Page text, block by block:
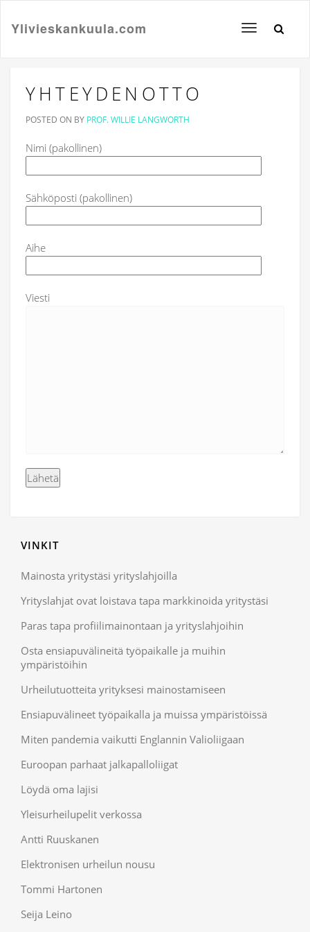
Toggle
Ylivieskankuula.com
YHTEYDENOTTO
POSTED ON BY PROF. WILLIE LANGWORTH
Nimi (pakollinen)
Sähköposti (pakollinen)
Aihe
Viesti
VINKIT
Mainosta yritystäsi yrityslahjoilla
Yrityslahjat ovat loistava tapa markkinoida yritystäsi
Paras tapa profiilimainontaan ja yrityslahjoihin
Osta ensiapuvälineitä työpaikalle ja muihin
ympäristöihin
Urheilutuotteita yrityksesi mainostamiseen
Ensiapuvälineet työpaikalla ja muissa ympäristöissä
Miten pandemia vaikutti Englannin Valioliigaan
Euroopan parhaat jalkapalloliigat
Löydä oma lajisi
Yleisurheilupelit verkossa
Antti Ruuskanen
Elektronisen urheilun nousu
Tommi Hartonen
Seija Leino